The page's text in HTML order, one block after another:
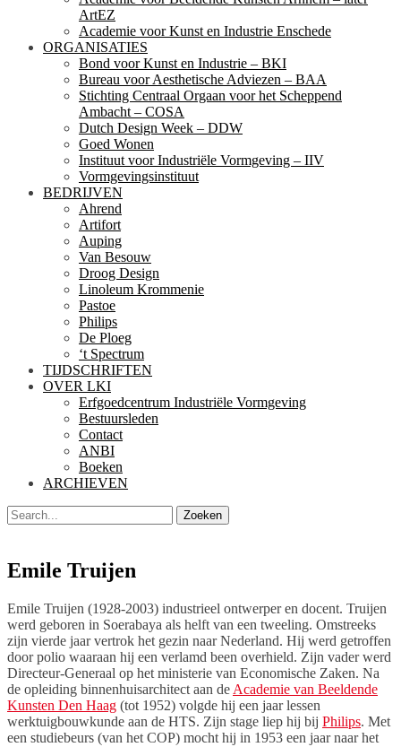
ArtEZ
Academie voor Kunst en Industrie Enschede
ORGANISATIES
Bond voor Kunst en Industrie – BKI
Bureau voor Aesthetische Adviezen – BAA
Stichting Centraal Orgaan voor het Scheppend
Ambacht – COSA
Dutch Design Week – DDW
Goed Wonen
Instituut voor Industriële Vormgeving – IIV
Vormgevingsinstituut
BEDRIJVEN
Ahrend
Artifort
Auping
Van Besouw
Droog Design
Linoleum Krommenie
Pastoe
Philips
De Ploeg
‘t Spectrum
TIJDSCHRIFTEN
OVER LKI
Erfgoedcentrum Industriële Vormgeving
Bestuursleden
Contact
ANBI
Boeken
ARCHIEVEN
Zoeken
Zoeken
naar:
Emile Truijen
Emile Truijen (1928-2003) industrieel ontwerper en docent. Truijen
werd geboren in Soerabaya als helft van een tweeling. Omstreeks
zijn vierde jaar vertrok het gezin naar Nederland. Hij werd getroffen
door polio waaraan hij een verlamd been overhield. Zijn vader werd
Directeur-Generaal op het ministerie van Economische Zaken. Na
de opleiding binnenhuisarchitect aan de Academie van Beeldende
Kunsten Den Haag (tot 1952) volgde hij een jaar lessen
werktuigbouwkunde aan de HTS. Zijn stage liep hij bij Philips. Met
een studiebeurs (van het COP) mocht hij in 1953 een jaar naar het